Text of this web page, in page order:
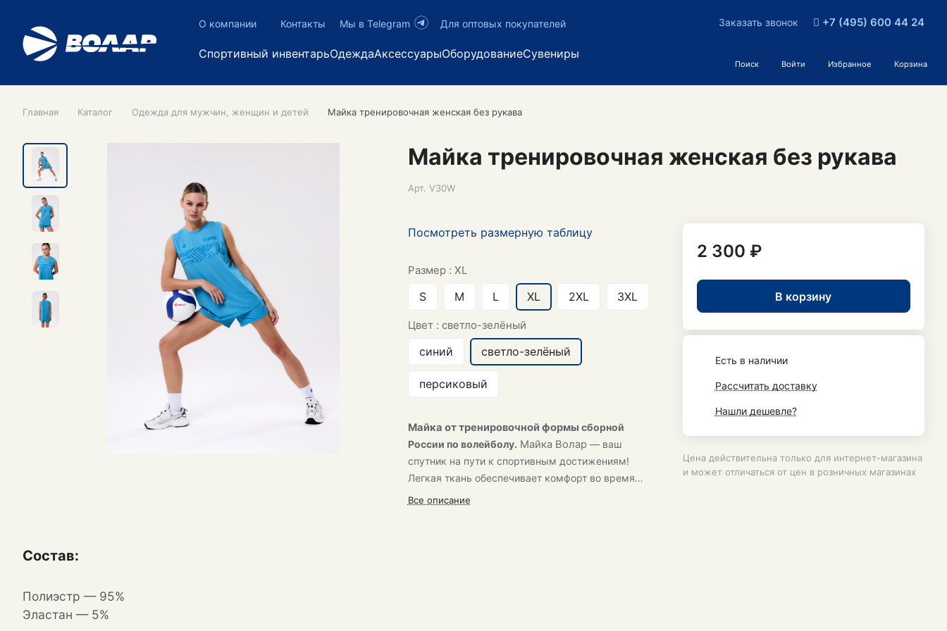
О компании Контакты Мы в Telegram Для оптовых покупателей
Спортивный инвентарьОдеждаАксессуарыОборудованиеСувениры
Заказать звонок +7 (495) 600 44 24
Поиск Войти Избранное Корзина
Главная Каталог Одежда для мужчин, женщин и детей Майка тренировочная женская без рукава
Майка тренировочная женская без рукава
Арт. V30W
Посмотреть размерную таблицу
Размер : XL
S M L XL 2XL 3XL
Цвет : светло-зелёный
синий светло-зелёный
персиковый
Майка от тренировочной формы сборной
России по волейболу. Майка Волар — ваш
спутник на пути к спортивным достижениям!
Легкая ткань обеспечивает комфорт во время
тренировок.
Все описание
2 300 ₽
В корзину
Есть в наличии
Рассчитать доставку
Нашли дешевле?
Цена действительна только для интернет-магазина
и может отличаться от цен в розничных магазинах
Состав:
Полиэстр — 95%
Эластан — 5%